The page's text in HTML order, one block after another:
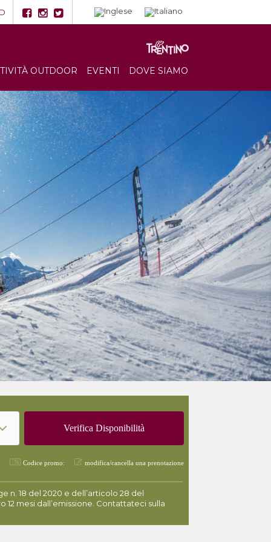
DOVE SIAMO
EVENTI
OUTDOOR
Codice promo: modifica/cancella una prenotazione
18 del 2020 e dell’articolo 28 del
mesi dall’emissione. Contattateci sulla